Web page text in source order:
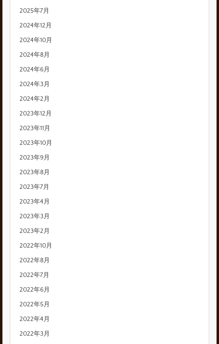
2025年7月
2024年12月
2024年10月
2024年8月
2024年6月
2024年3月
2024年2月
2023年12月
2023年11月
2023年10月
2023年9月
2023年8月
2023年7月
2023年4月
2023年3月
2023年2月
2022年10月
2022年8月
2022年7月
2022年6月
2022年5月
2022年4月
2022年3月